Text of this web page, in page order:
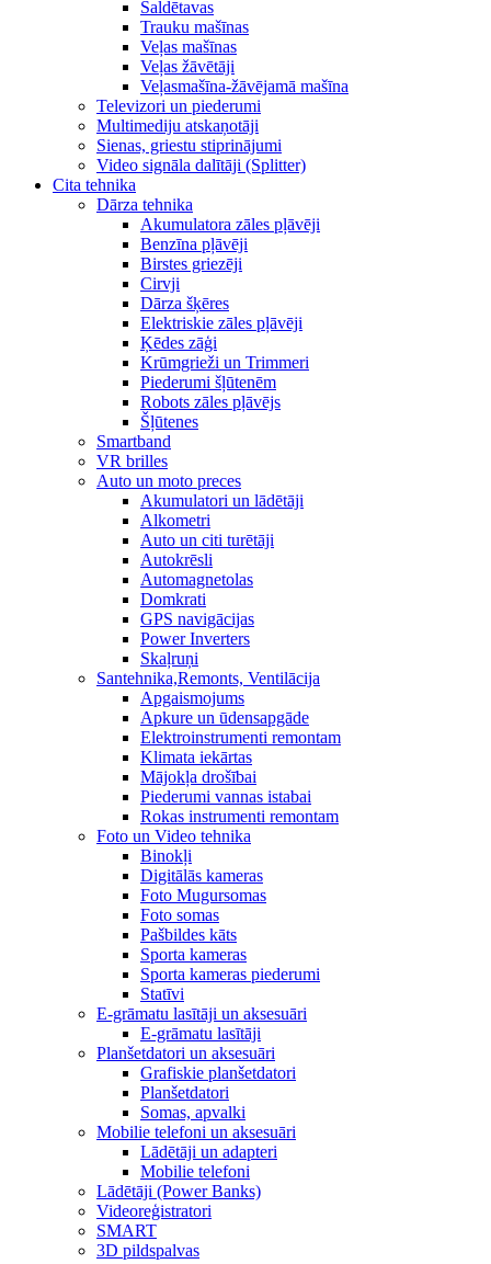
Saldētavas
Trauku mašīnas
Veļas mašīnas
Veļas žāvētāji
Veļasmašīna-žāvējamā mašīna
Televizori un piederumi
Multimediju atskaņotāji
Sienas, griestu stiprinājumi
Video signāla dalītāji (Splitter)
Cita tehnika
Dārza tehnika
Akumulatora zāles pļāvēji
Benzīna pļāvēji
Birstes griezēji
Cirvji
Dārza šķēres
Elektriskie zāles pļāvēji
Ķēdes zāģi
Krūmgrieži un Trimmeri
Piederumi šļūtenēm
Robots zāles pļāvējs
Šļūtenes
Smartband
VR brilles
Auto un moto preces
Akumulatori un lādētāji
Alkometri
Auto un citi turētāji
Autokrēsli
Automagnetolas
Domkrati
GPS navigācijas
Power Inverters
Skaļruņi
Santehnika,Remonts, Ventilācija
Apgaismojums
Apkure un ūdensapgāde
Elektroinstrumenti remontam
Klimata iekārtas
Mājokļa drošībai
Piederumi vannas istabai
Rokas instrumenti remontam
Foto un Video tehnika
Binokļi
Digitālās kameras
Foto Mugursomas
Foto somas
Pašbildes kāts
Sporta kameras
Sporta kameras piederumi
Statīvi
E-grāmatu lasītāji un aksesuāri
E-grāmatu lasītāji
Planšetdatori un aksesuāri
Grafiskie planšetdatori
Planšetdatori
Somas, apvalki
Mobilie telefoni un aksesuāri
Lādētāji un adapteri
Mobilie telefoni
Lādētāji (Power Banks)
Videoreģistratori
SMART
3D pildspalvas